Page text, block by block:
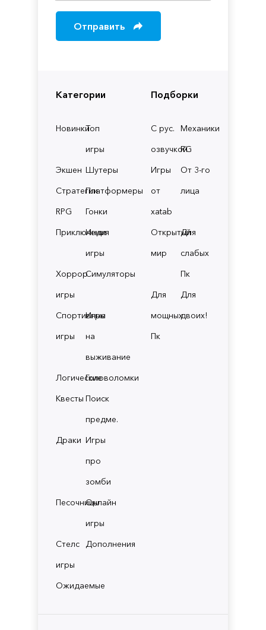
Категории
НовинкиТоп
игры
Экшен Шутеры
СтратегииПлатформеры
RPG
Гонки
Приключения
Инди
игры
Хоррор
игры
Симуляторы
Спортивные
игры
Игры
на
выживание
ЛогическиеГоловоломки
Квесты Поиск
предме.
Драки Игры
про
зомби
ПесочницыОнлайн
игры
Стелс
игры
Дополнения
Ожидаемые
Подборки
С рус.
озвучкой
Механики
RG
Игры
от
xatab
От 3-го
лица
Открытый
мир
Для
слабых
Пк
Для
мощных
Пк
Для
двоих!
Отправить